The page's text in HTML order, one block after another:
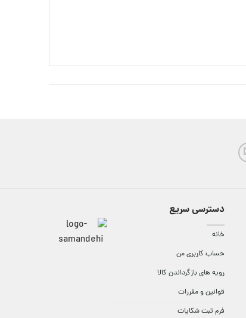
دسترسی سریع
خانه
حساب کاربری من
رویه های بازگرداندن کالا
قوانین و مقررات
فرم ثبت شکایات